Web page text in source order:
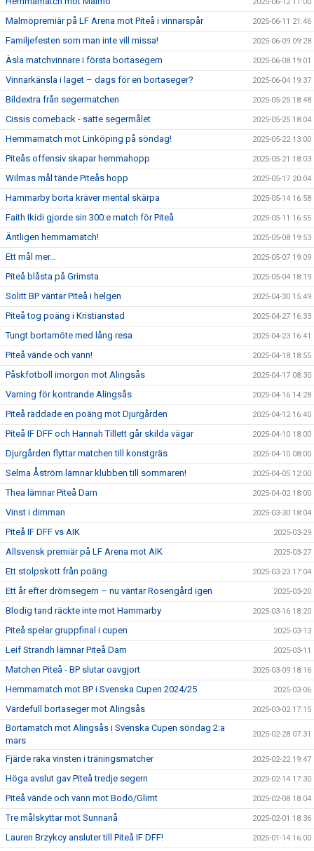
2025-06-12 11:00
Malmöpremiär på LF Arena mot Piteå i vinnarspår 2025-06-11 21:46
Familjefesten som man inte vill missa! 2025-06-09 09:28
Àsla matchvinnare i första bortasegern 2025-06-08 19:01
Vinnarkänsla i laget – dags för en bortaseger? 2025-06-04 19:37
Bildextra från segermatchen 2025-05-25 18:48
Cissis comeback - satte segermålet 2025-05-25 18:04
Hemmamatch mot Linköping på söndag! 2025-05-22 13:00
Piteås offensiv skapar hemmahopp 2025-05-21 18:03
Wilmas mål tände Piteås hopp 2025-05-17 20:04
Hammarby borta kräver mental skärpa 2025-05-14 16:58
Faith Ikidi gjorde sin 300:e match för Piteå 2025-05-11 16:55
Äntligen hemmamatch! 2025-05-08 19:53
Ett mål mer… 2025-05-07 19:09
Piteå blåsta på Grimsta 2025-05-04 18:19
Solitt BP väntar Piteå i helgen 2025-04-30 15:49
Piteå tog poäng i Kristianstad 2025-04-27 16:33
Tungt bortamöte med lång resa 2025-04-23 16:41
Piteå vände och vann! 2025-04-18 18:55
Påskfotboll imorgon mot Alingsås 2025-04-17 08:30
Varning för kontrande Alingsås 2025-04-16 14:28
Piteå räddade en poäng mot Djurgården 2025-04-12 16:40
Piteå IF DFF och Hannah Tillett går skilda vägar 2025-04-10 18:00
Djurgården flyttar matchen till konstgräs 2025-04-10 08:00
Selma Åström lämnar klubben till sommaren! 2025-04-05 12:00
Thea lämnar Piteå Dam 2025-04-02 18:00
Vinst i dimman 2025-03-30 18:04
Piteå IF DFF vs AIK 2025-03-29
Allsvensk premiär på LF Arena mot AIK 2025-03-27
Ett stolpskott från poäng 2025-03-23 17:04
Ett år efter drömsegern – nu väntar Rosengård igen 2025-03-20
Blodig tand räckte inte mot Hammarby 2025-03-16 18:20
Piteå spelar gruppfinal i cupen 2025-03-13
Leif Strandh lämnar Piteå Dam 2025-03-11
Matchen Piteå - BP slutar oavgjort 2025-03-09 18:16
Hemmamatch mot BP i Svenska Cupen 2024/25 2025-03-06
Värdefull bortaseger mot Alingsås 2025-03-02 17:15
Bortamatch mot Alingsås i Svenska Cupen söndag 2:a
mars
2025-02-28 07:31
Fjärde raka vinsten i träningsmatcher 2025-02-22 19:47
Höga avslut gav Piteå tredje segern 2025-02-14 17:30
Piteå vände och vann mot Bodö/Glimt 2025-02-08 18:04
Tre målskyttar mot Sunnanå 2025-02-01 18:36
Lauren Brzykcy ansluter till Piteå IF DFF! 2025-01-14 16:00